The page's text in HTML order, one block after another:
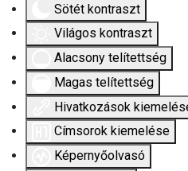
Sötét kontraszt
Világos kontraszt
Alacsony telítettség
Magas telítettség
Hivatkozások
Címsorok kiemelése
Képernyőolvasó